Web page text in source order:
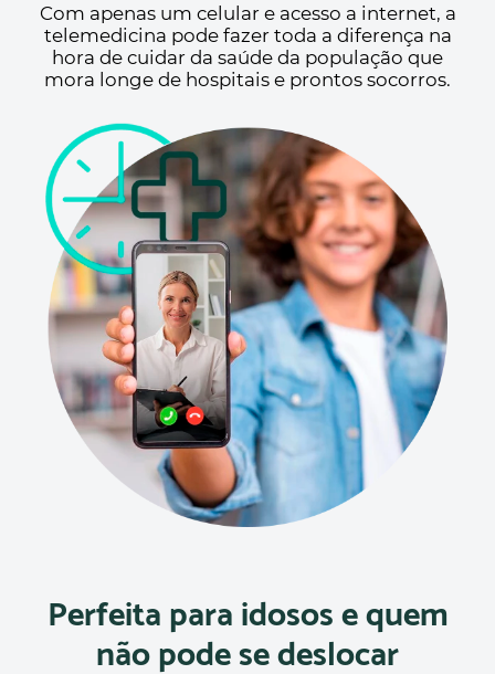
Com apenas um celular e acesso a internet, a
telemedicina pode fazer toda a diferença na
hora de cuidar da saúde da população que
mora longe de hospitais e prontos socorros.
Perfeita para idosos e quem
não pode se deslocar